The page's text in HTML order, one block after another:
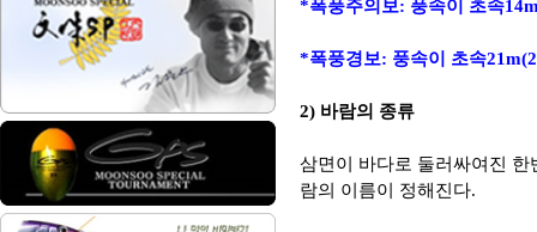
*폭풍주의보: 풍속이 초속
*폭풍경보: 풍속이 초속
2) 바람의 종류
삼면이 바다로 둘러싸여진
람의 이름이 정해진다.